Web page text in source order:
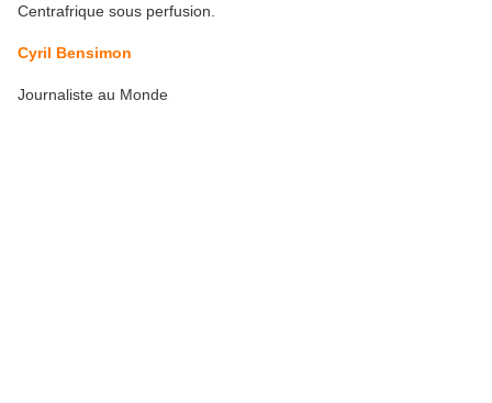
Centrafrique sous perfusion.
Cyril Bensimon
Journaliste au Monde